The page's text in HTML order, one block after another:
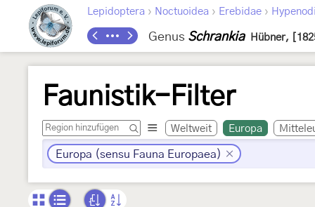
Lepidoptera › Noctuoidea › Erebidae ›
Genus Schrankia Hübner,
Faunistik-Filter
Weltweit Europa
Europa (sensu Fauna Europaea)